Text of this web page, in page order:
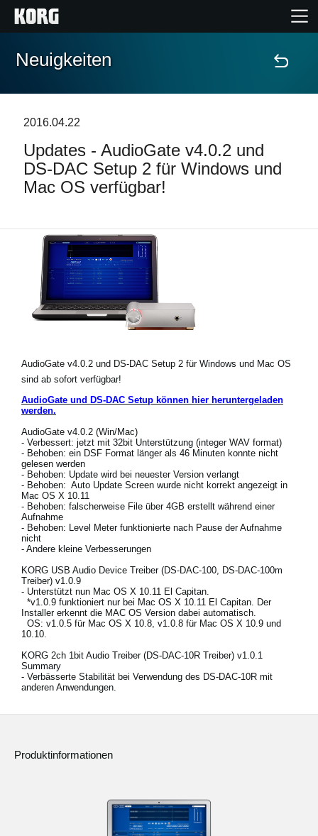
Home
Extras
Events
Support
Händlersuche
Shop
Neuigkeiten
Gebiet / Land
Über KORG
Neuigkeiten
2016.04.22
Updates - AudioGate v4.0.2 und
DS-DAC Setup 2 für Windows und
Mac OS verfügbar!
AudioGate v4.0.2 und DS-DAC Setup 2 für Windows und Mac OS
sind ab sofort verfügbar!
AudioGate und DS-DAC Setup können hier heruntergeladen
werden.
AudioGate v4.0.2 (Win/Mac)
- Verbessert: jetzt mit 32bit Unterstützung (integer WAV format)
- Behoben: ein DSF Format länger als 46 Minuten konnte nicht
gelesen werden
- Behoben: Update wird bei neuester Version verlangt
- Behoben: Auto Update Screen wurde nicht korrekt angezeigt in
Mac OS X 10.11
- Behoben: falscherweise File über 4GB erstellt während einer
Aufnahme
- Behoben: Level Meter funktionierte nach Pause der Aufnahme
nicht
- Andere kleine Verbesserungen
KORG USB Audio Device Treiber (DS-DAC-100, DS-DAC-100m
Treiber) v1.0.9
- Unterstützt nun Mac OS X 10.11 El Capitan.
*v1.0.9 funktioniert nur bei Mac OS X 10.11 El Capitan. Der
Installer erkennt die MAC OS Version dabei automatisch.
OS: v1.0.5 für Mac OS X 10.8, v1.0.8 für Mac OS X 10.9 und
10.10.
KORG 2ch 1bit Audio Treiber (DS-DAC-10R Treiber) v1.0.1
Summary
- Verbässerte Stabilität bei Verwendung des DS-DAC-10R mit
anderen Anwendungen.
Produktinformationen